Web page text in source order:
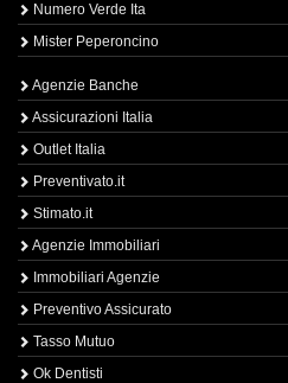
Numero Verde Ita
Mister Peperoncino
Agenzie Banche
Assicurazioni Italia
Outlet Italia
Preventivato.it
Stimato.it
Agenzie Immobiliari
Immobiliari Agenzie
Preventivo Assicurato
Tasso Mutuo
Ok Dentisti